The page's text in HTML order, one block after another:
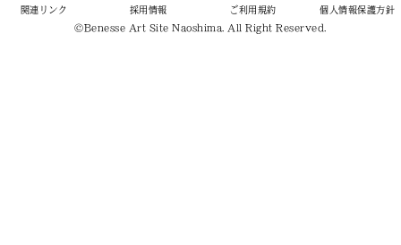
関連リンク 採用情報 ご利用規約
個人情報保護方針
©Benesse Art Site Naoshima. All Right Reserved.